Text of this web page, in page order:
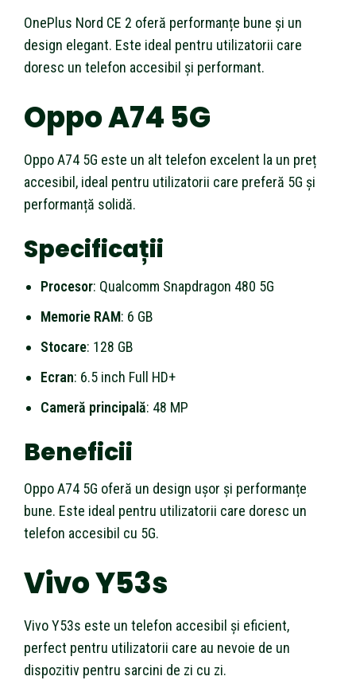
OnePlus Nord CE 2 oferă performanțe bune și un
design elegant. Este ideal pentru utilizatorii care
doresc un telefon accesibil și performant.
Oppo A74 5G
Oppo A74 5G este un alt telefon excelent la un preț
accesibil, ideal pentru utilizatorii care preferă 5G și
performanță solidă.
Specificații
Procesor: Qualcomm Snapdragon 480 5G
Memorie RAM: 6 GB
Stocare: 128 GB
Ecran: 6.5 inch Full HD+
Cameră principală: 48 MP
Beneficii
Oppo A74 5G oferă un design ușor și performanțe
bune. Este ideal pentru utilizatorii care doresc un
telefon accesibil cu 5G.
Vivo Y53s
Vivo Y53s este un telefon accesibil și eficient,
perfect pentru utilizatorii care au nevoie de un
dispozitiv pentru sarcini de zi cu zi.